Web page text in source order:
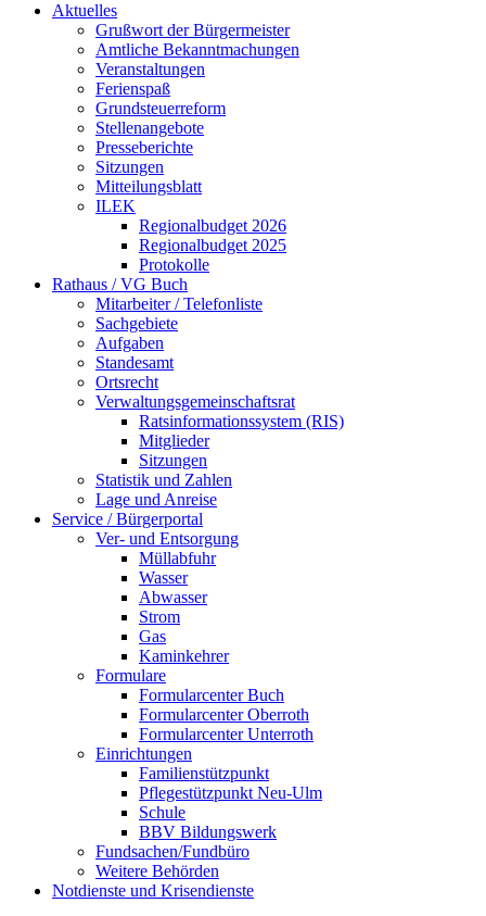
Aktuelles
Grußwort der Bürgermeister
Amtliche Bekanntmachungen
Veranstaltungen
Ferienspaß
Grundsteuerreform
Stellenangebote
Presseberichte
Sitzungen
Mitteilungsblatt
ILEK
Regionalbudget 2026
Regionalbudget 2025
Protokolle
Rathaus / VG Buch
Mitarbeiter / Telefonliste
Sachgebiete
Aufgaben
Standesamt
Ortsrecht
Verwaltungsgemeinschaftsrat
Ratsinformationssystem (RIS)
Mitglieder
Sitzungen
Statistik und Zahlen
Lage und Anreise
Service / Bürgerportal
Ver- und Entsorgung
Müllabfuhr
Wasser
Abwasser
Strom
Gas
Kaminkehrer
Formulare
Formularcenter Buch
Formularcenter Oberroth
Formularcenter Unterroth
Einrichtungen
Familienstützpunkt
Pflegestützpunkt Neu-Ulm
Schule
BBV Bildungswerk
Fundsachen/Fundbüro
Weitere Behörden
Notdienste und Krisendienste